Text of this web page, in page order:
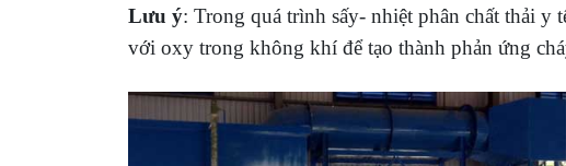
Lưu ý: Trong quá trình sấy- nhiệt phân chất thải y
với oxy trong không khí để tạo thành phản ứng